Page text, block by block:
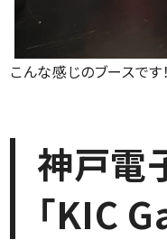
こんな感じのブースです！
神戸電
「KIC